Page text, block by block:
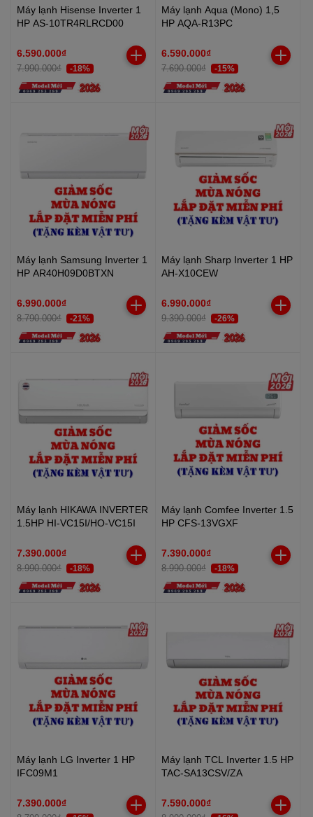
Máy lạnh Hisense Inverter 1
HP AS-10TR4RLRCD00
6.590.000₫
7.990.000₫ -18%
Máy lạnh Aqua (Mono) 1,5
HP AQA-R13PC
6.590.000₫
7.690.000₫ -15%
Máy lạnh Samsung Inverter 1
HP AR40H09D0BTXN
6.990.000₫
8.790.000₫ -21%
Máy lạnh Sharp Inverter 1 HP
AH-X10CEW
6.990.000₫
9.390.000₫ -26%
Máy lạnh HIKAWA INVERTER
1.5HP HI-VC15I/HO-VC15I
7.390.000₫
8.990.000₫ -18%
Máy lạnh Comfee Inverter 1.5
HP CFS-13VGXF
7.390.000₫
8.990.000₫ -18%
Máy lạnh LG Inverter 1 HP
IFC09M1
7.390.000₫
Máy lạnh TCL Inverter 1.5 HP
TAC-SA13CSV/ZA
7.590.000₫